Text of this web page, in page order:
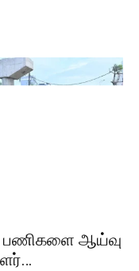
பணிகளை ஆய்வு